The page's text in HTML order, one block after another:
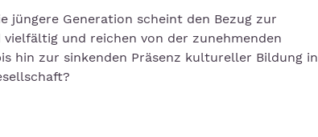
jüngere Generation scheint den Bezug zur
und reichen von der zunehmenden
hin zur sinkenden Präsenz kultureller Bildung in